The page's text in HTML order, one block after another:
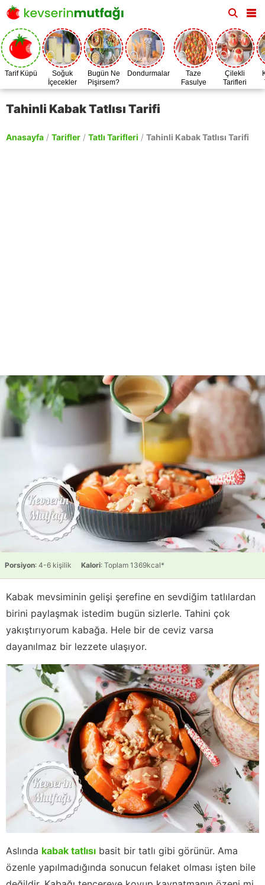
Tarif Küpü
Soğuk
İçecekler
Bugün Ne
Pişirsem?
Dondurmalar
Taze
Fasulye
Zamanı
Çilekli
Tarifleri
Tahinli Kabak Tatlısı Tarifi
Anasayfa / Tarifler / Tatlı Tarifleri / Tahinli Kabak Tatlısı Tarifi
Porsiyon: 4-6 kişilik Kalori: Toplam 1369kcal*
Kabak mevsiminin gelişi şerefine en sevdiğim tatlılardan
birini paylaşmak istedim bugün sizlerle. Tahini çok
yakıştırıyorum kabağa. Hele bir de ceviz varsa
dayanılmaz bir lezzete ulaşıyor.
Aslında kabak tatlısı basit bir tatlı gibi görünür. Ama
özenle yapılmadığında sonucun felaket olması işten bile